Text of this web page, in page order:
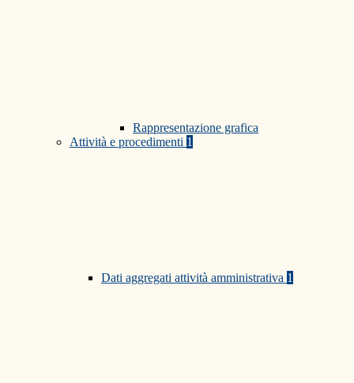
Rappresentazione grafica
Attività e procedimenti 1
Dati aggregati attività amministrativa 1